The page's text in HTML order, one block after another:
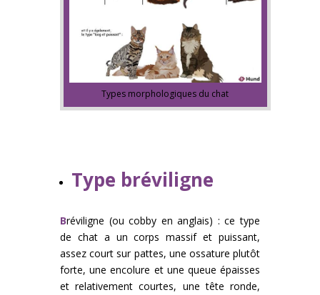
Types morphologiques du chat
Type bréviligne
Bréviligne (ou cobby en anglais) : ce type
de chat a un corps massif et puissant,
assez court sur pattes, une ossature plutôt
forte, une encolure et une queue épaisses
et relativement courtes, une tête ronde,